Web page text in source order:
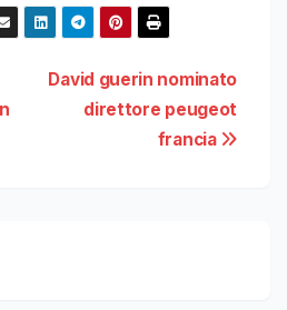
David guerin nominato
direttore peugeot
francia